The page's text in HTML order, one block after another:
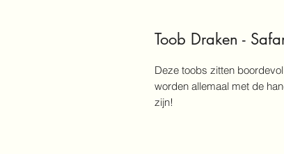
Toob Draken -
Deze toobs zitten
worden allemaal met de
zijn!